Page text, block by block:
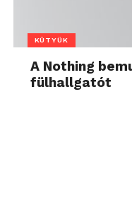
KÜTYÜK
A Nothing
fülhallgatót